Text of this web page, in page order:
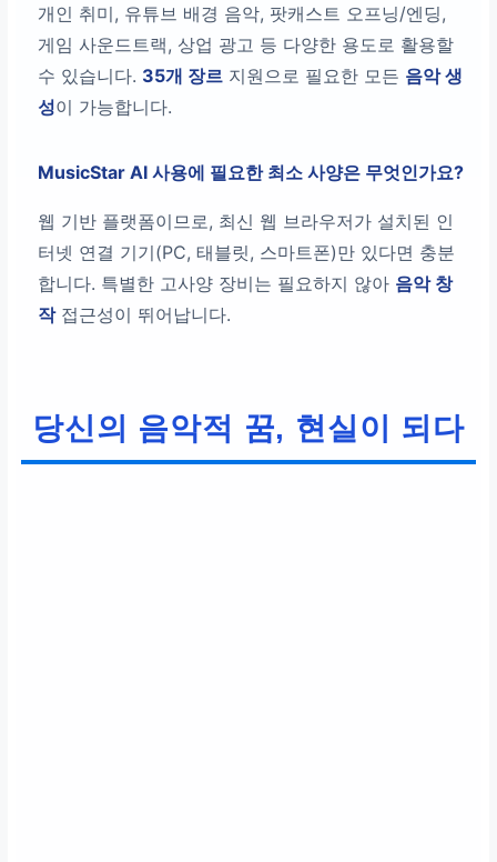
개인 취미, 유튜브 배경 음악, 팟캐스트 오프닝/엔딩,
게임 사운드트랙, 상업 광고 등 다양한 용도로 활용할
수 있습니다. 35개 장르 지원으로 필요한 모든 음악 생
성이 가능합니다.
MusicStar AI 사용에 필요한 최소 사양은 무엇인가요?
웹 기반 플랫폼이므로, 최신 웹 브라우저가 설치된 인
터넷 연결 기기(PC, 태블릿, 스마트폰)만 있다면 충분
합니다. 특별한 고사양 장비는 필요하지 않아 음악 창
작접근성이 뛰어납니다.
당신의 음악적 꿈, 현실이 되다